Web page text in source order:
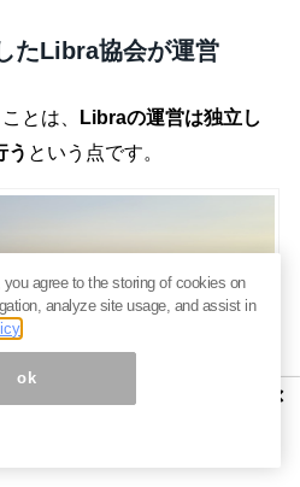
たLibra協会が運営
とは、
Libraの運営は独立し
う という点です。
Libra公式サイト ×
you agree to the storing of cookies on
analyze site usage, and assist in
ok